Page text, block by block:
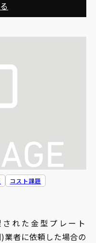
コスト課題
れた金型プレート
者に依頼した場合の